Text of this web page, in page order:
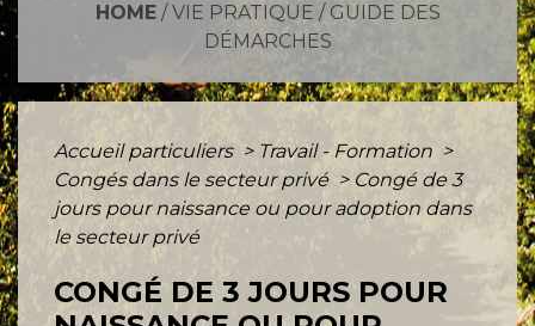
HOME/ VIE PRATIQUE / GUIDE DES
DÉMARCHES
Accueil particuliers > Travail - Formation >
Congés dans le secteur privé > Congé de 3
jours pour naissance ou pour adoption dans
le secteur privé
CONGÉ DE 3 JOURS POUR